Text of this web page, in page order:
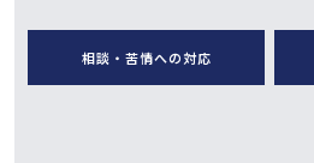
相談・苦情への対応